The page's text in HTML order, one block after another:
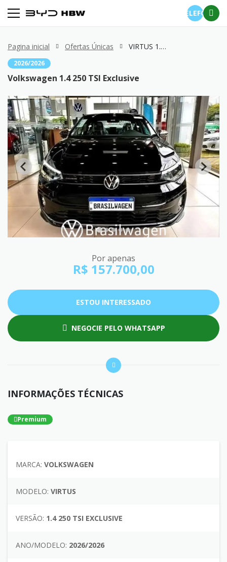
TELEFONE
Pagina inicial Ofertas Únicas VIRTUS 1.4 250 TSI Exclusive
2026/2026
Volkswagen 1.4 250 TSI Exclusive
Por apenas
R$ 157.700,00
ESTOU INTERESSADO
NEGOCIE PELO WHATSAPP
INFORMAÇÕES TÉCNICAS
Premium
MARCA: VOLKSWAGEN
MODELO: VIRTUS
VERSÃO: 1.4 250 TSI EXCLUSIVE
ANO/MODELO: 2026/2026